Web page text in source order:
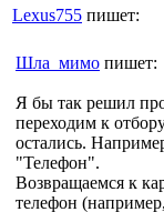
Lexus755 пишет:
Шла_мимо пишет:
Я бы так решил
переходим к
остались.
"Телефон".
Возвращаемся к
телефон